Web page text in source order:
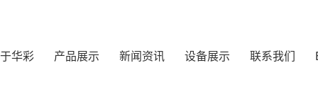
华彩 产品展示 新闻资讯 设备展示 联系我们